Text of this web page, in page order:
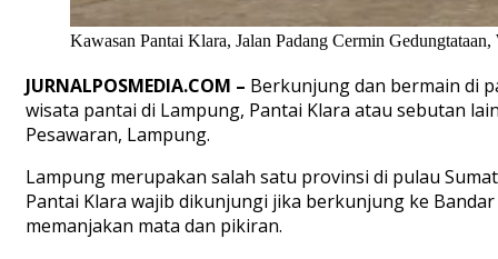
Kawasan Pantai Klara, Jalan Padang Cermin
JURNALPOSMEDIA.COM – Berkunjung dan bermain di
wisata pantai di Lampung, Pantai Klara atau sebutan
Pesawaran, Lampung.
Lampung merupakan salah satu provinsi di pulau
Pantai Klara wajib dikunjungi jika berkunjung ke
memanjakan mata dan pikiran.